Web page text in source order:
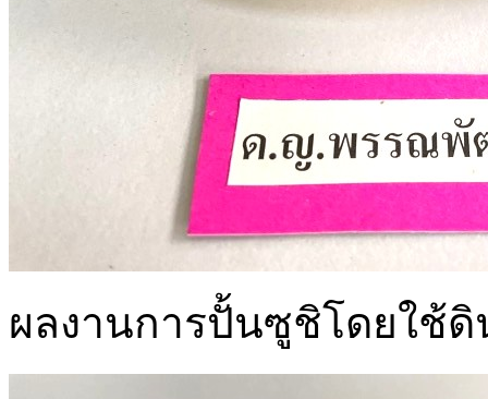
ผลงานการปั้นซูชิโดยใช้ดิ